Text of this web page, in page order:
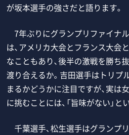
が坂本選手の強さだと語ります。
7年ぶりにグランプリファイナ
は、アメリカ大会とフランス大会
なこともあり、後半の激戦を勝ち
渡り合えるか。吉田選手はトリプ
まるかどうかに注目ですが、実は
に挑むことには、「旨味がない」
千葉選手、松生選手はグランプ